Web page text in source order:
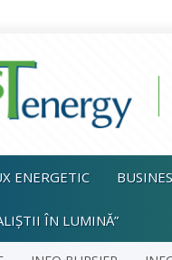
ENERGETIC
ÎN LUMINĂ”